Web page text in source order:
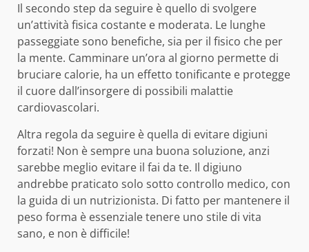
Il secondo step da seguire è quello di svolgere
un’attività fisica costante e moderata. Le lunghe
passeggiate sono benefiche, sia per il fisico che per
la mente. Camminare un’ora al giorno permette di
bruciare calorie, ha un effetto tonificante e protegge
il cuore dall’insorgere di possibili malattie
cardiovascolari.
Altra regola da seguire è quella di evitare digiuni
forzati! Non è sempre una buona soluzione, anzi
sarebbe meglio evitare il fai da te. Il digiuno
andrebbe praticato solo sotto controllo medico, con
la guida di un nutrizionista. Di fatto per mantenere il
peso forma è essenziale tenere uno stile di vita
sano, e non è difficile!